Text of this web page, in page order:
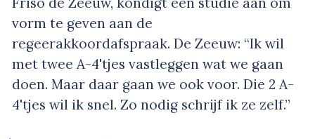
vorm te geven aan de
regeerakkoordafspraak. De Zeeuw: “Ik wil
met twee A-4'tjes vastleggen wat we gaan
doen. Maar daar gaan we ook voor. Die 2 A-
4'tjes wil ik snel. Zo nodig schrijf ik ze zelf.”